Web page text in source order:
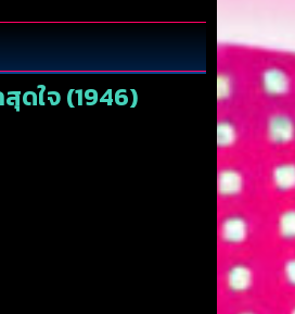
ดใจ (1946)